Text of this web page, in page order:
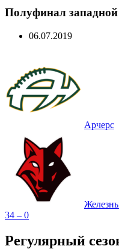
Полуфинал
06.07.2019
Арчерс
34 – 0
Регулярный